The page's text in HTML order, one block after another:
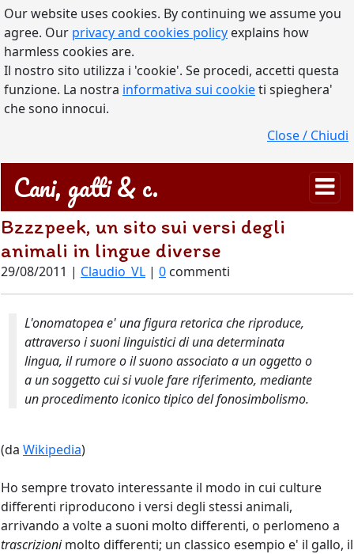
Our website uses cookies. By continuing we assume you
agree. Our privacy and cookies policy explains how
harmless cookies are.
Il nostro sito utilizza i 'cookie'. Se procedi, accetti questa
funzione. La nostra informativa sui cookieti spieghera'
che sono innocui.
Close / Chiudi
Cani, gatti & c.
Bzzzpeek, un sito sui versi degli
animali in lingue diverse
29/08/2011 | Claudio_VL | 0 commenti
L'onomatopea e' una figura retorica che riproduce,
attraverso i suoni linguistici di una determinata
lingua, il rumore o il suono associato a un oggetto o
a un soggetto cui si vuole fare riferimento, mediante
un procedimento iconico tipico del fonosimbolismo.
(da Wikipedia)
Ho sempre trovato interessante il modo in cui culture
differenti riproducono i versi degli stessi animali,
arrivando a volte a suoni molto differenti, o perlomeno a
trascrizionimolto differenti; un classico esempio e' il gallo, il